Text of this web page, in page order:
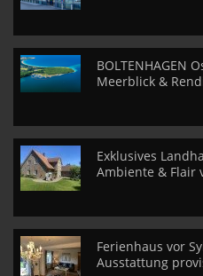
BOLTENHAGEN
Meerblick &
Exklusives
Ambiente & Flair
Ferienhaus vor
Ausstattung